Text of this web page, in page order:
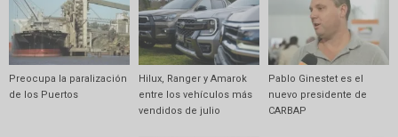
Preocupa la paralización
de los Puertos
Hilux, Ranger y Amarok
entre los vehículos más
vendidos de julio
Pablo Ginestet es el
nuevo presidente de
CARBAP